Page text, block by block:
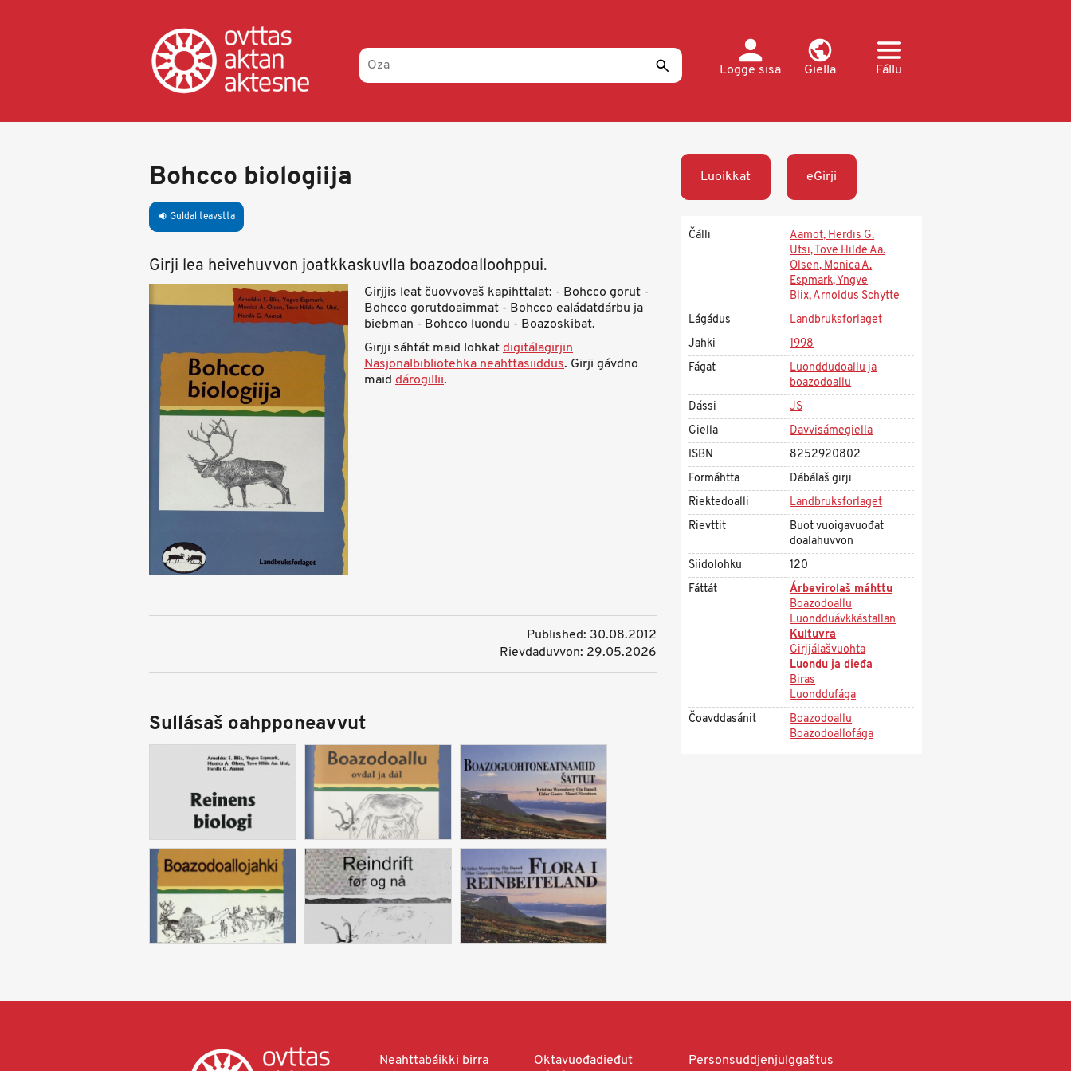
Logge sisa
Giella Fállu
Bohcco biologiija
volume_up Guldal teavstta
Girji lea heivehuvvon joatkkaskuvlla boazodoalloohppui.
Girjjis leat čuovvovaš kapihttalat: - Bohcco gorut -
Bohcco gorutdoaimmat - Bohcco ealádatdárbu ja
biebman - Bohcco luondu - Boazoskibat.
Girjji sáhtát maid lohkat digitálagirjin
Nasjonalbibliotehka neahttasiiddus. Girji gávdno
maid dárogillii.
Published: 30.08.2012
Rievdaduvvon: 29.05.2026
Sullásaš oahpponeavvut
Luoikkat eGirji
Čálli
Aamot, Herdis G.
Utsi, Tove Hilde Aa.
Olsen, Monica A.
Espmark, Yngve
Blix, Arnoldus Schytte
Lágádus
Landbruksforlaget
Jahki
1998
Fágat
Luonddudoallu ja
boazodoallu
Dássi
JS
Giella
Davvisámegiella
ISBN
8252920802
Formáhtta
Dábálaš girji
Riektedoalli
Landbruksforlaget
Rievttit
Buot vuoigavuođat
doalahuvvon
Siidolohku
120
Fáttát
Árbevirolaš máhttu
Boazodoallu
Luondduávkkástallan
Kultuvra
Girjjálašvuohta
Luondu ja dieđa
Biras
Luonddufága
Čoavddasánit
Boazodoallu
Boazodoallofága
Neahttabáikki birra Oktavuođadieđut
Personsuddjenjulggaštus